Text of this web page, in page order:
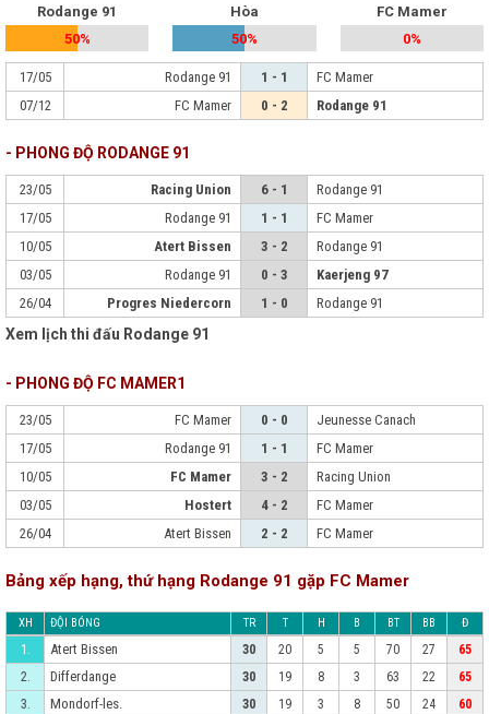
Rodange 91
50%
Hòa
50%
FC Mamer
0%
17/05 Rodange 91 1 - 1
FC Mamer
07/12
FC Mamer 0 - 2 Rodange 91
- PHONG ĐỘ RODANGE 91
23/05 Racing Union 6 - 1
Rodange 91
17/05
Rodange 91 1 - 1
FC Mamer
10/05
Atert Bissen 3 - 2
Rodange 91
03/05
Rodange 91 0 - 3
Kaerjeng 97
26/04
Progres Niedercorn 1 - 0 Rodange 91
Xem lịch thi đấu Rodange 91
- PHONG ĐỘ FC MAMER1
23/05 FC Mamer 0 - 0
Jeunesse Canach
17/05
Rodange 91 1 - 1
FC Mamer
10/05
FC Mamer 3 - 2
Racing Union
03/05
Hostert 4 - 2
FC Mamer
26/04
Atert Bissen 2 - 2 FC Mamer
Bảng xếp hạng, thứ hạng Rodange 91 gặp FC Mamer
XH ĐỘI BÓNG TR T H B BT BB Đ
1. Atert Bissen 30 20 5 5 70 27
65
2.
Differdange 30 19 8 3 63 22
65
3.
Mondorf-les. 30 19 3 8 50 24
60